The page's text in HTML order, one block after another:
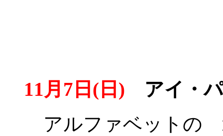
11月7日(日) アイ・
アルファベットの